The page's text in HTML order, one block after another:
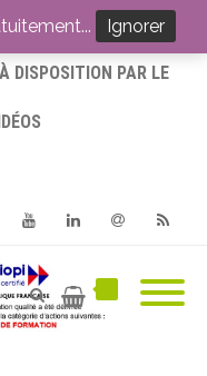
DISPOSITION PAR LE
Youtube
Ignorer